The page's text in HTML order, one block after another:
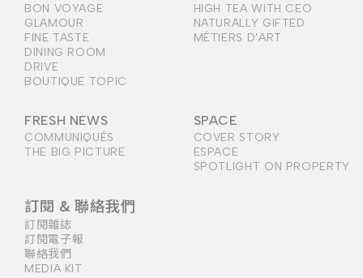
BON VOYAGE
GLAMOUR
FINE TASTE
DINING ROOM
DRIVE
BOUTIQUE TOPIC
HIGH TEA WITH CEO
NATURALLY GIFTED
MÉTIERS D'ART
FRESH NEWS
COMMUNIQUÉS
THE BIG PICTURE
SPACE
COVER STORY
ESPACE
SPOTLIGHT ON PROPERTY
訂閱 & 聯絡我們
訂閱雜誌
訂閱電子報
聯絡我們
MEDIA KIT